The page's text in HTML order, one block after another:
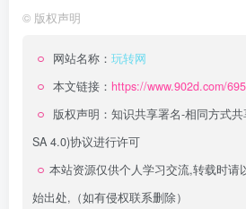
© 版权声明
网站名称： 玩转网
本文链接： https://www.902d.com/
版权声明： 知识共享署名-相同方式
SA 4.0)协议进行许可
本站资源仅供个人学习交流,转载时请
始出处,（如有侵权联系删除）